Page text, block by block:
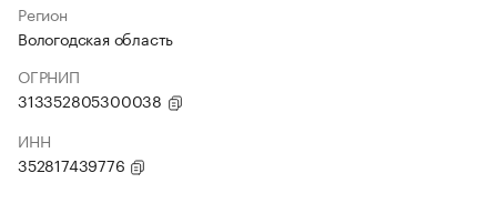
Регион
Вологодская область
ОГРНИП
313352805300038
ИНН
352817439776